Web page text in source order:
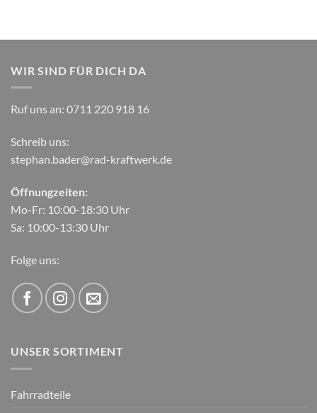
WIR SIND FÜR DICH DA
Ruf uns an: 0711 220 918 16
Schreib uns:
stephan.bader@rad-kraftwerk.de
Öffnungzeiten:
Mo-Fr: 10:00-18:30 Uhr
Sa: 10:00-13:30 Uhr
Folge uns:
UNSER SORTIMENT
Fahrradteile